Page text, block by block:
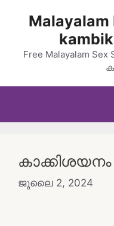
Malayalam
Free Malayalam Sex
കാക്കിശയനം
ജൂലൈ 2, 2024